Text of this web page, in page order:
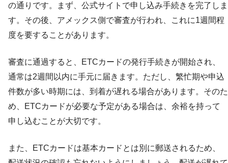
の通りです。まず、公式サイトで申し込み手続きを完了しま
す。その後、アメックス側で審査が行われ、これに1週間程
度を要することがあります。
審査に通過すると、ETCカードの発行手続きが開始され、
通常は2週間以内に手元に届きます。ただし、繁忙期や申込
件数が多い時期には、到着が遅れる場合があります。そのた
め、ETCカードが必要な予定がある場合は、余裕を持って
申し込むことが大切です。
また、ETCカードは基本カードとは別に郵送されるため、